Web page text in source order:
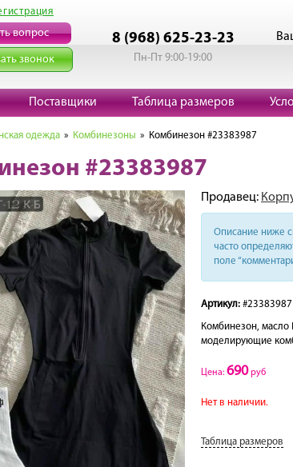
вопрос
звонок
8 (968) 625-23-23
Пн-Пт 9:00-19:00
Поставщики Таблица размеров
одежда » Комбинезоны » Комбинезон #23383987
#23383987
Продавец:
Описание ниже
часто
поле
Артикул: #23383987
Комбинезон,
моделирующие
Цена: 690руб
Нет в наличии.
Таблица размеров